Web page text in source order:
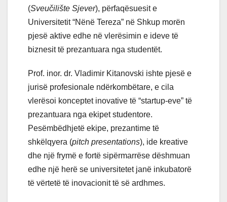
(Sveučilište Sjever), përfaqësuesit e
Universitetit “Nënë Tereza” në Shkup morën
pjesë aktive edhe në vlerësimin e ideve të
biznesit të prezantuara nga studentët.
Prof. inor. dr. Vladimir Kitanovski ishte pjesë e
jurisë profesionale ndërkombëtare, e cila
vlerësoi konceptet inovative të “startup-eve” të
prezantuara nga ekipet studentore.
Pesëmbëdhjetë ekipe, prezantime të
shkëlqyera (pitch presentations), ide kreative
dhe një frymë e fortë sipërmarrëse dëshmuan
edhe një herë se universitetet janë inkubatorë
të vërtetë të inovacionit të së ardhmes.